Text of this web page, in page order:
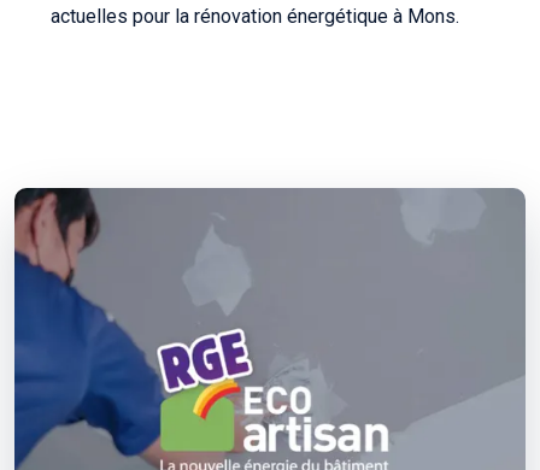
actuelles pour la rénovation énergétique à Mons.